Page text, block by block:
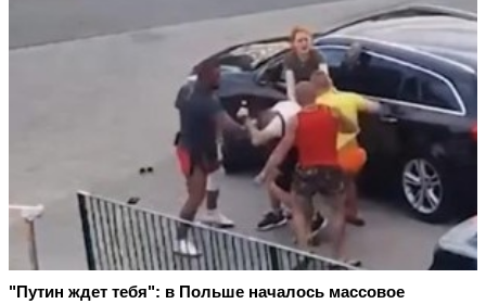
"Путин ждет тебя": в Польше началось массовое